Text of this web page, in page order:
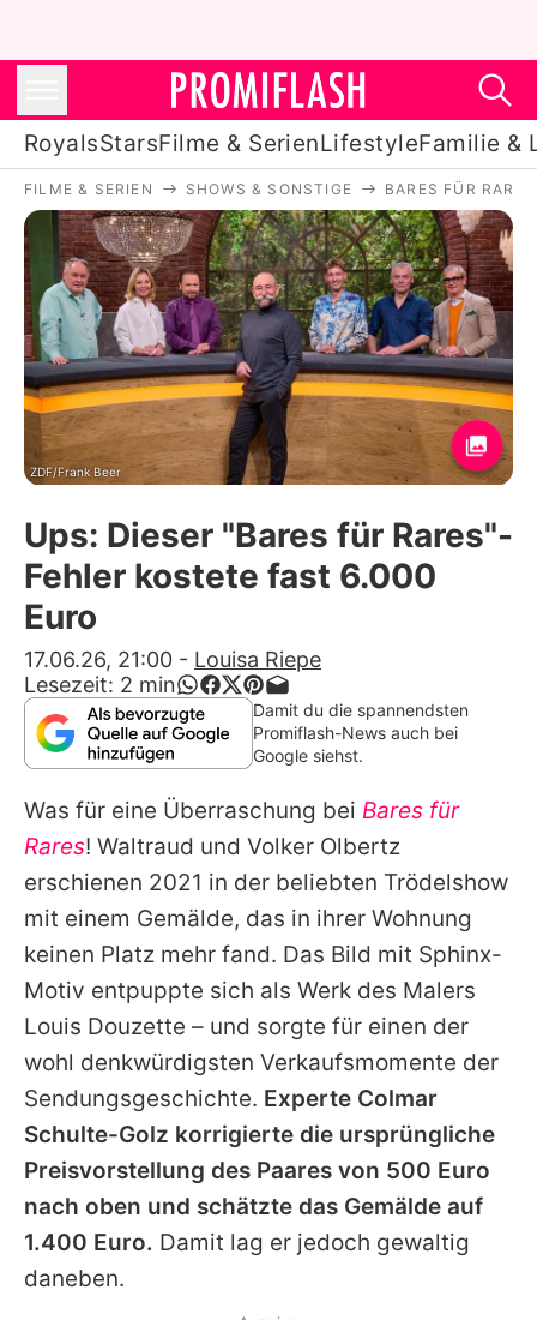
RoyalsStarsFilme & SerienLifestyleFamilie &
Royals
Stars
Filme & Serien
Lifestyle
Familie & Liebe
Promiflash Exklusiv
Alle Themen auf Promiflash
App runterladen
Team
Redaktionelle Richtlinien
Impressum
Datenschutzerklärung
Nutzungsbedingungen
Utiq verwalten
FILME & SERIEN SHOWS & SONSTIGE BARES FÜR RARES
ZDF/Frank Beer
Ups: Dieser "Bares für Rares"-
Fehler kostete fast 6.000
Euro
17.06.26, 21:00 - Louisa Riepe
Lesezeit: 2 min
Damit du die spannendsten
Promiflash-News auch bei
Google siehst.
Was für eine Überraschung bei Bares für
Rares! Waltraud und Volker Olbertz
erschienen 2021 in der beliebten Trödelshow
mit einem Gemälde, das in ihrer Wohnung
keinen Platz mehr fand. Das Bild mit Sphinx-
Motiv entpuppte sich als Werk des Malers
Louis Douzette – und sorgte für einen der
wohl denkwürdigsten Verkaufsmomente der
Sendungsgeschichte. Experte Colmar
Schulte-Golz korrigierte die ursprüngliche
Preisvorstellung des Paares von 500 Euro
nach oben und schätzte das Gemälde auf
1.400 Euro. Damit lag er jedoch gewaltig
daneben.